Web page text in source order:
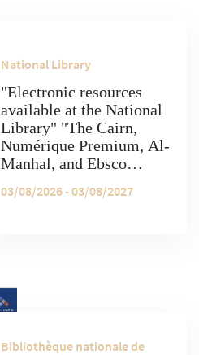
National Library
"Electronic resources
available at the National
Library" "The Cairn,
Numérique Premium, Al-
Manhal, and Ebsco
access to a variety of
03/08/2026 - 03/08/2027
Bibliothèque nationale de